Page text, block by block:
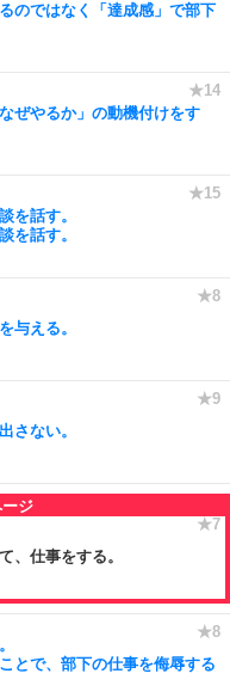
のではなく「達成感」で部下
ぜやるか」の動機付けをす
を話す。
を話す。
与える。
さない。
、仕事をする。
とで、部下の仕事を侮辱する